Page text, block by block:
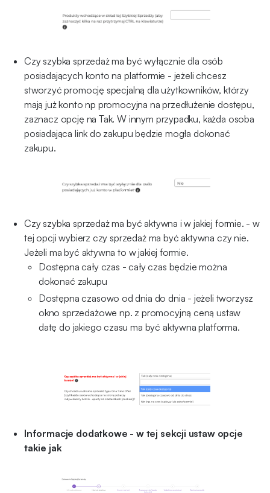
Czy szybka sprzedaż ma być wyłącznie dla osób
posiadających konto na platformie - jeżeli chcesz
stworzyć promocję specjalną dla użytkowników, którzy
mają już konto np promocyjna na przedłużenie dostępu,
zaznacz opcję na Tak. W innym przypadku, każda osoba
posiadająca link do zakupu będzie mogła dokonać
zakupu.
Czy szybka sprzedaż ma być aktywna i w jakiej formie. - w
tej opcji wybierz czy sprzedaż ma być aktywna czy nie.
Jeżeli ma być aktywna to w jakiej formie.
Dostępna cały czas - cały czas będzie można
dokonać zakupu
Dostępna czasowo od dnia do dnia - jeżeli tworzysz
okno sprzedażowe np. z promocyjną ceną ustaw
datę do jakiego czasu ma być aktywna platforma.
Informacje dodatkowe - w tej sekcji ustaw opcje
takie jak